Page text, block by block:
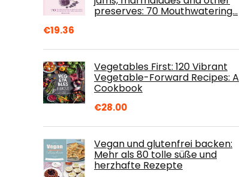
preserves: 70 Mouthwatering…
€19.36
Vegetables First: 120 Vibrant
Vegetable-Forward Recipes: A
Cookbook
€28.00
Vegan und glutenfrei backen:
Mehr als 80 tolle süße und
herzhafte Rezepte